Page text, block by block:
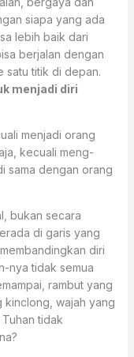
siapa yang ada
lebih baik dari
berjalan dengan
satu titik di depan.
menjadi diri
menjadi orang
kecuali meng-
sama dengan orang
bukan secara
di garis yang
diri
nya tidak semua
rambut yang
kinclong, wajah yang
tidak